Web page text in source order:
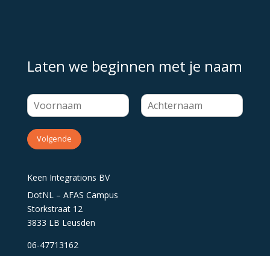
Laten we beginnen met je naam
Volgende
Keen Integrations BV
DotNL – AFAS Campus
Storkstraat 12
3833 LB Leusden
06-47713162